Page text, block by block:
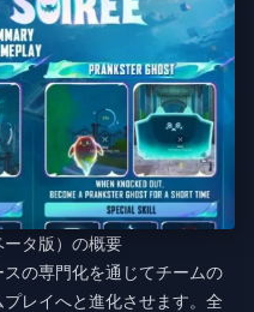
タ版）の概要
の専門化を通じてチームの
レイへと進化させます。全